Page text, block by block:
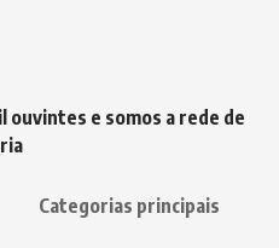
ouvintes e somos a rede de
Categorias principais